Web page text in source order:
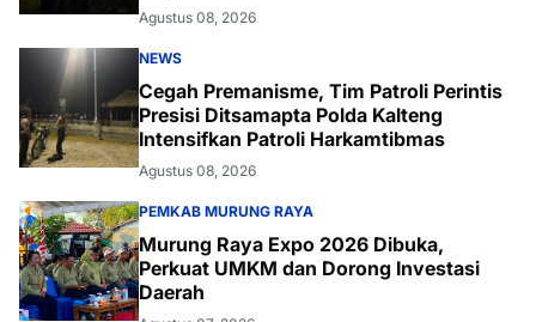
Agustus 08, 2026
NEWS
Cegah Premanisme, Tim Patroli Perintis
Presisi Ditsamapta Polda Kalteng
Intensifkan Patroli Harkamtibmas
Agustus 08, 2026
PEMKAB MURUNG RAYA
Murung Raya Expo 2026 Dibuka,
Perkuat UMKM dan Dorong Investasi
Daerah